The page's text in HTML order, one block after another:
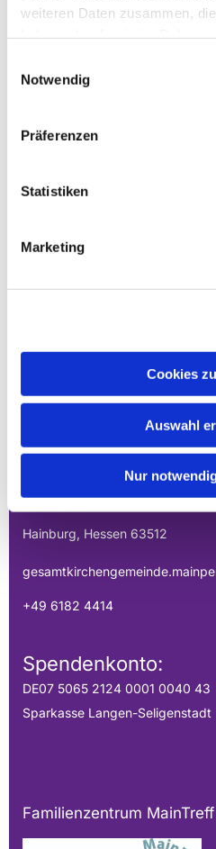
weiteren Daten zusammen,
Notwendig
Präferenzen
Statistiken
Marketing
Cookies
Auswahl
Nur
EVANGELISCHE
MAINPERLEN
Uhlandstraße 1
Hainburg, Hessen 63512
+49 6182 4414
Spendenkonto:
DE07 5065 2124 0001 0040 43
Sparkasse Langen-Seligenstadt
Familienzentrum MainTreff